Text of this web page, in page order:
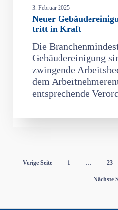
Kraft
3. Februar 2025
Neuer
tritt in Kraft
Die
Gebäudereinigung
zwingende
dem
entsprechende
Vorige Seite 1 … 23
Nächste